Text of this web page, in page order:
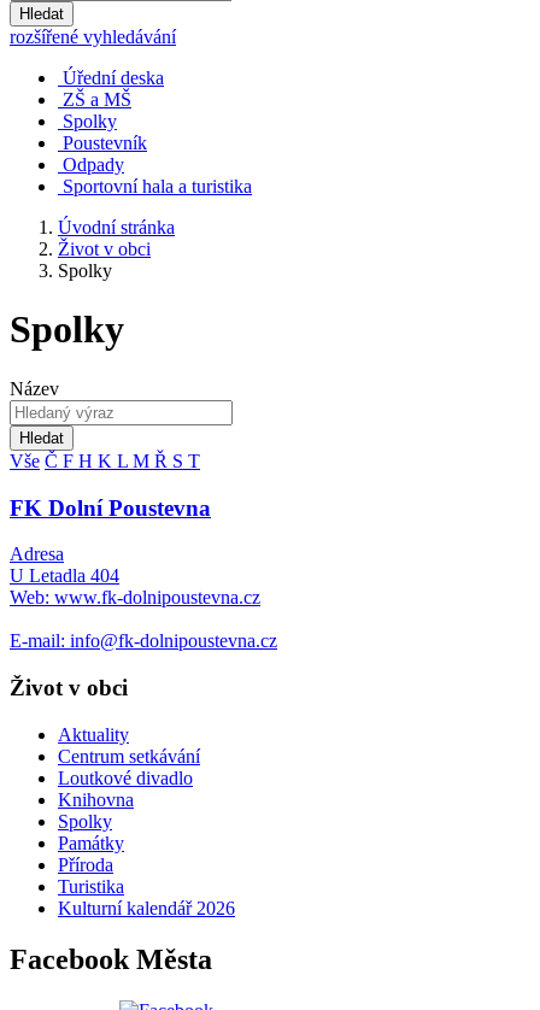
Hledat
rozšířené vyhledávání
Úřední deska
ZŠ a MŠ
Spolky
Poustevník
Odpady
Sportovní hala a turistika
Úvodní stránka
Život v obci
Spolky
Spolky
Název
Hledat
Vše Č F H K L M Ř S T
FK Dolní Poustevna
Adresa
U Letadla 404
Web: www.fk-dolnipoustevna.cz
E-mail: info@fk-dolnipoustevna.cz
Život v obci
Aktuality
Centrum setkávání
Loutkové divadlo
Knihovna
Spolky
Památky
Příroda
Turistika
Kulturní kalendář 2026
Facebook Města